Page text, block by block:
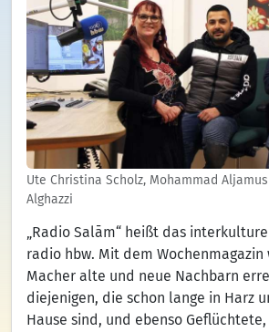
Ute Christina Scholz, Mohammad
Alghazzi
„Radio Salām“ heißt das
radio hbw. Mit dem
Macher alte und neue Nachbarn
diejenigen, die schon lange in Harz
Hause sind, und ebenso